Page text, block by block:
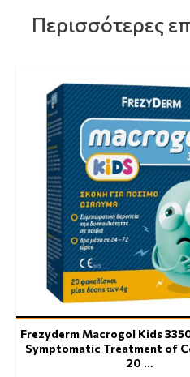
Περισσότερες
Frezyderm Macrogol Kids
Symptomatic Treatment of
20 …